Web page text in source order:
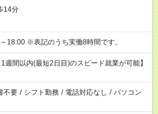
14分
8:00～17:00 9:00～18:00 ※表記のうち実働8時間です。
週間以内(最短2日目)のスピード就業が可能】
不要 / シフト勤務 / 電話対応なし / パソコン